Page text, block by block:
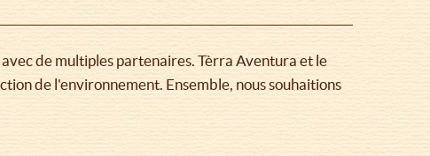
de multiples partenaires. Tèrra Aventura et le
de l'environnement. Ensemble, nous souhaitions